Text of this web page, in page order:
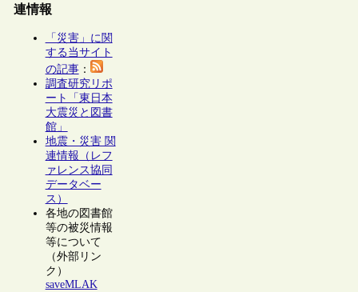
連情報
「災害」に関
する当サイト
の記事：
調査研究リポ
ート「東日本
大震災と図書
館」
地震・災害 関
連情報（レフ
ァレンス協同
データベー
ス）
各地の図書館
等の被災情報
等について
（外部リン
ク）
saveMLAK